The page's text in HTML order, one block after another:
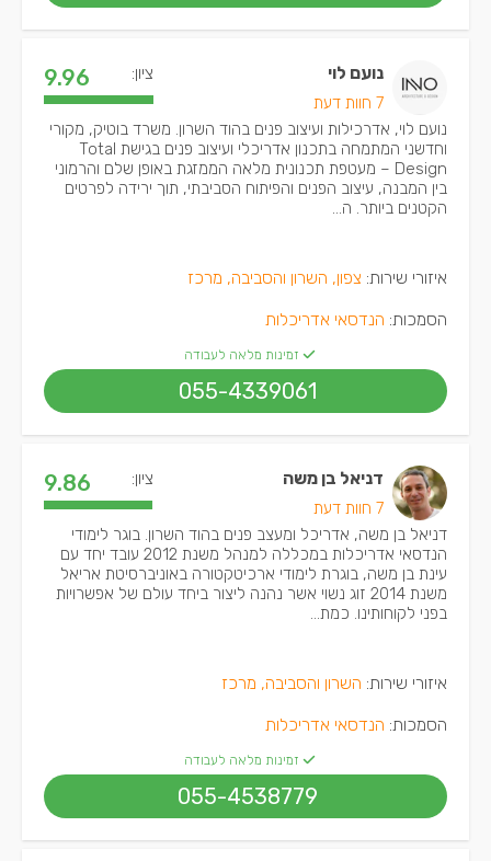
נועם לוי
7 חוות דעת
ציון: 9.96
נועם לוי, אדרכילות ועיצוב פנים בהוד השרון. משרד בוטיק, מקורי
וחדשני המתמחה בתכנון אדריכלי ועיצוב פנים בגישת Total
Design – מעטפת תכנונית מלאה הממזגת באופן שלם והרמוני
בין המבנה, עיצוב הפנים והפיתוח הסביבתי, תוך ירידה לפרטים
הקטנים ביותר. ה...
איזורי שירות: צפון, השרון והסביבה, מרכז
הסמכות: הנדסאי אדריכלות
זמינות מלאה לעבודה
055-4339061
דניאל בן משה
7 חוות דעת
ציון: 9.86
דניאל בן משה, אדריכל ומעצב פנים בהוד השרון. בוגר לימודי
הנדסאי אדריכלות במכללה למנהל משנת 2012 עובד יחד עם
עינת בן משה, בוגרת לימודי ארכיטקטורה באוניברסיטת אריאל
משנת 2014 זוג נשוי אשר נהנה ליצור ביחד עולם של אפשרויות
בפני לקוחותינו. כמת...
איזורי שירות: השרון והסביבה, מרכז
הסמכות: הנדסאי אדריכלות
זמינות מלאה לעבודה
055-4538779